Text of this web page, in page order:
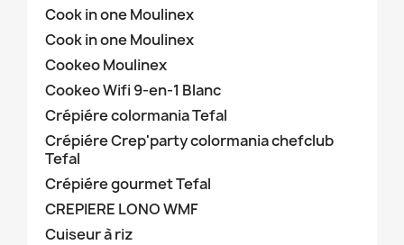
Cook in one Moulinex
Cook in one Moulinex
Cookeo Moulinex
Cookeo Wifi 9-en-1 Blanc
Crépiére colormania Tefal
Crépiére Crep'party colormania chefclub
Tefal
Crépiére gourmet Tefal
CREPIERE LONO WMF
Cuiseur à riz